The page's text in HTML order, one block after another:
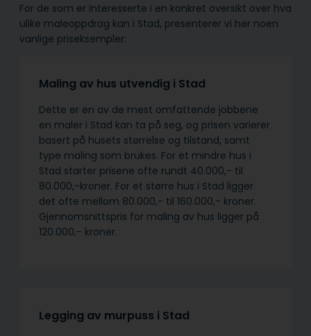
For de som er interesserte i en konkret oversikt over hva
ulike maleoppdrag kan i Stad, presenterer vi her noen
vanlige priseksempler:
Maling av hus utvendig i Stad
Dette er en av de mest omfattende jobbene
en maler i Stad kan ta på seg, og prisen varierer
basert på husets størrelse og tilstand, samt
type maling som brukes. For et mindre hus i
Stad starter prisene ofte rundt 40.000,- til
80.000,-kroner. For et større hus i Stad ligger
det ofte mellom 80.000,- til 160.000,- kroner.
Gjennomsnittspris for maling av hus ligger på
120.000,- kroner.
Legging av murpuss i Stad